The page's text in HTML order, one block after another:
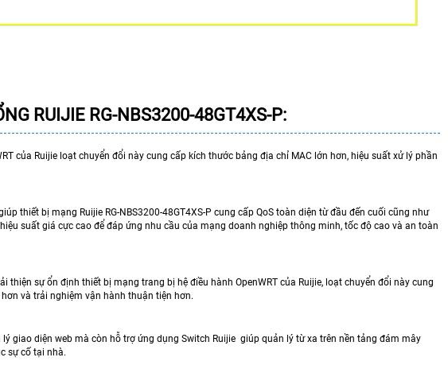
RUIJIE RG-NBS3200-48GT4XS-P:
của Ruijie loạt chuyển đổi này cung cấp kích thước bảng địa chỉ MAC lớn hơn, hiệu suất xử lý phần
thiết bị mạng Ruijie RG-NBS3200-48GT4XS-P cung cấp QoS toàn diện từ đầu đến cuối cũng như
suất giá cực cao để đáp ứng nhu cầu của mạng doanh nghiệp thông minh, tốc độ cao và an toàn
sự ổn định thiết bị mạng trang bị hệ điều hành OpenWRT của Ruijie, loạt chuyển đổi này cung
và trải nghiệm vận hành thuận tiện hơn.
lý giao diện web mà còn hỗ trợ ứng dụng Switch Ruijie giúp quản lý từ xa trên nền tảng đám mây
sự cố tại nhà.